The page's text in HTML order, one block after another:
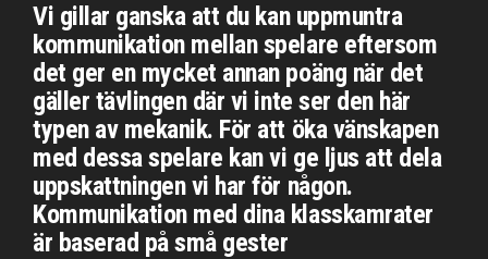
Vi gillar ganska att du kan uppmuntra
kommunikation mellan spelare eftersom
det ger en mycket annan poäng när det
gäller tävlingen där vi inte ser den här
typen av mekanik. För att öka vänskapen
med dessa spelare kan vi ge ljus att dela
uppskattningen vi har för någon.
Kommunikation med dina klasskamrater
är baserad på små gester